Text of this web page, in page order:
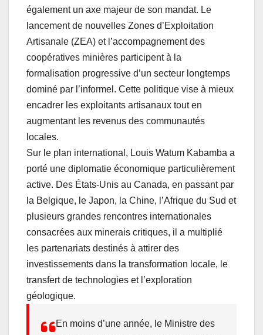
également un axe majeur de son mandat. Le
lancement de nouvelles Zones d’Exploitation
Artisanale (ZEA) et l’accompagnement des
coopératives minières participent à la
formalisation progressive d’un secteur longtemps
dominé par l’informel. Cette politique vise à mieux
encadrer les exploitants artisanaux tout en
augmentant les revenus des communautés
locales.
Sur le plan international, Louis Watum Kabamba a
porté une diplomatie économique particulièrement
active. Des États-Unis au Canada, en passant par
la Belgique, le Japon, la Chine, l’Afrique du Sud et
plusieurs grandes rencontres internationales
consacrées aux minerais critiques, il a multiplié
les partenariats destinés à attirer des
investissements dans la transformation locale, le
transfert de technologies et l’exploration
géologique.
En moins d’une année, le Ministre des